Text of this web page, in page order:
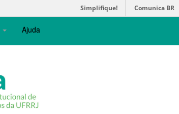
Simplifique! Comunica BR
Ajuda